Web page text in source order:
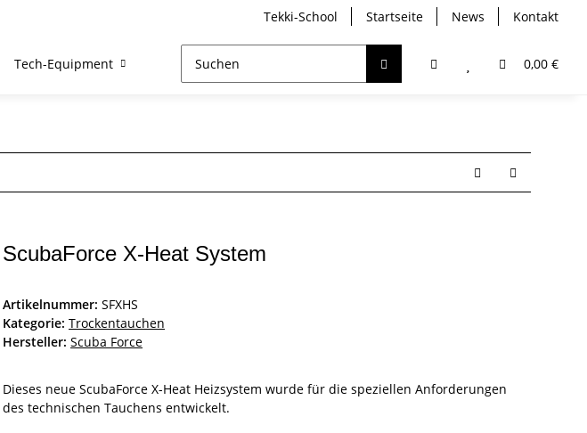
Tekki-School Startseite News Kontakt
0,00 €
Tech-Equipment Rebreather Analyser / Computer
ScubaForce X-Heat System
Artikelnummer: SFXHS
Kategorie: Trockentauchen
Hersteller: Scuba Force
Dieses neue ScubaForce X-Heat Heizsystem wurde für die speziellen Anforderungen
des technischen Tauchens entwickelt.